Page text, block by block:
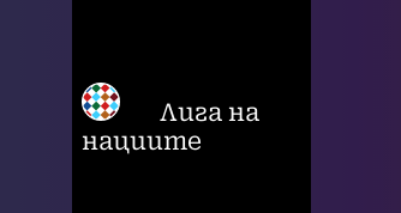
Лига на
нациите